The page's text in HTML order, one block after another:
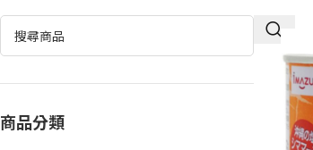
商品分類